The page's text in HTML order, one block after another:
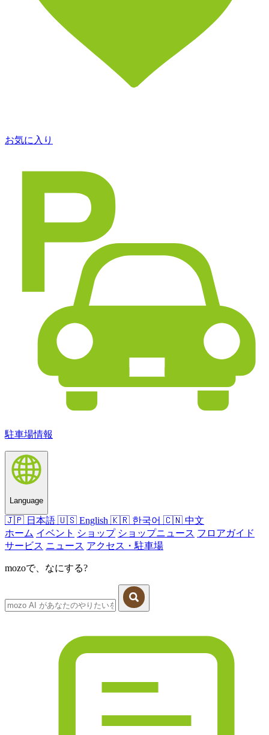
お気に入り
駐車場情報
Language
🇯🇵 日本語 🇺🇸 English 🇰🇷 한국어 🇨🇳 中文
ホーム イベント ショップ ショップニュース フロアガイド
サービス ニュース アクセス・駐車場
mozoで、なにする?